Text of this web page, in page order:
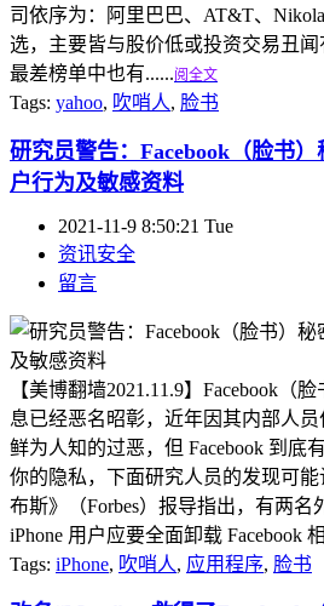
司依序为：阿里巴巴、AT&T、
选，主要皆与股价低或投资交易丑闻
最差榜单中也有......阅全文
Tags: yahoo, 吹哨人, 脸书
研究员警告：Facebook（脸书
户行为及敏感资料
2021-11-9 8:50:21 Tue
资讯安全
留言
【美博翻墙2021.11.9】Facebook（
息已经恶名昭彰，近年因其内部人
鲜为人知的过恶，但 Facebook 到底
你的隐私，下面研究人员的发现可
布斯》（Forbes）报导指出，有两名
iPhone 用户应要全面卸载 Facebook
Tags: iPhone, 吹哨人, 应用程序, 脸书